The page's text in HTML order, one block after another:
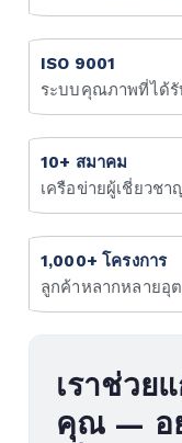
เ
ISO 9001
ระบบคุณภาพที่ได้รั
10+ สมาคม
เครือข่ายผู้เชี่ยวช
1,000+ โครงการ
ลูกค้าหลากหลายอุ
เราช่วย
คุณ — อ